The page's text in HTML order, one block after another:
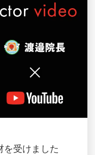
を受けました